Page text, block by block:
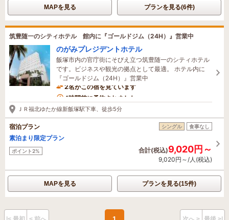
MAPを見る プランを見る(6件)
筑豊随一のシティホテル 館内に『ゴールドジム（24H）』営業中
のがみプレジデントホテル
飯塚市内の官庁街にそびえ立つ筑豊随一のシティホテル
です。ビジネスや観光の拠点として最適。 ホテル内に
『ゴールドジム（24H）』営業中
2名がこの宿を見ています
4時間前に予約されました
ＪＲ福北ゆたか線新飯塚駅下車、徒歩5分
宿泊プラン シングル 食事なし
素泊まり限定プラン
ポイント2% 合計(税込)9,020円～
9,020円～/人(税込)
MAPを見る プランを見る(15件)